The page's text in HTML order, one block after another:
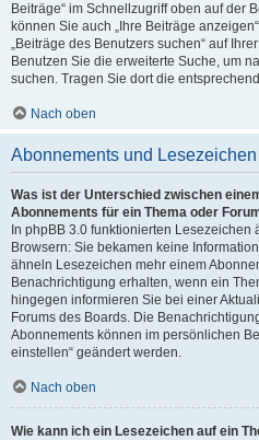
Beiträge“ im Schnellzugriff oben auf der
können Sie auch „Ihre Beiträge
„Beiträge des Benutzers suchen“ auf
Benutzen Sie die erweiterte Suche, um
suchen. Tragen Sie dort die
Nach oben
Abonnements und Lesezeichen
Was ist der Unterschied zwischen
Abonnements für ein Thema oder
In phpBB 3.0 funktionierten
Browsern: Sie bekamen keine
ähneln Lesezeichen mehr einem
Benachrichtigung erhalten, wenn ein
hingegen informieren Sie bei einer
Forums des Boards. Die
Abonnements können im persönlichen
einstellen“ geändert werden.
Nach oben
Wie kann ich ein Lesezeichen auf ein